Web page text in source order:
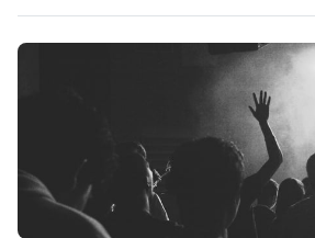
beneficiário excedeu o limite
Caberá ao médico delimitar o